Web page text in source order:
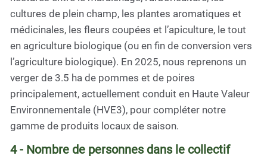
cultures de plein champ, les plantes aromatiques et
médicinales, les fleurs coupées et l’apiculture, le tout
en agriculture biologique (ou en fin de conversion vers
l’agriculture biologique). En 2025, nous reprenons un
verger de 3.5 ha de pommes et de poires
principalement, actuellement conduit en Haute Valeur
Environnementale (HVE3), pour compléter notre
gamme de produits locaux de saison.
4 - Nombre de personnes dans le collectif